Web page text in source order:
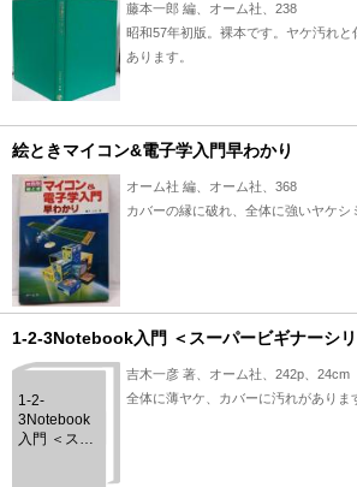
藤本一郎 編、オーム社、238
昭和57年初版。裸本です。ヤケ汚れ
あります。
絵ときマイコン&電子学入門早わかり
オーム社 編、オーム社、368
カバーの縁に破れ、全体に強いヤケシ
1-2-3Notebook入門 ＜スーパービギナーシリ
1-2-
3Notebook
入門 ＜スー
吉木一彦 著、オーム社、242p、24cm
全体に薄ヤケ、カバーに汚れがありま